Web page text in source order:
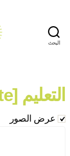
البحث
التعليم [scolarite]
عرض الصور